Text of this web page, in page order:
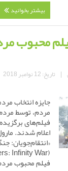
بیشتر بخوانید
محبوب
| تاریخ: 12 نوامبر 2018
جایزه انتخاب
مردم، توسط
فیلم‌های
اعلام شدند.
«انتقام‌جویان:
فیلم محبوب